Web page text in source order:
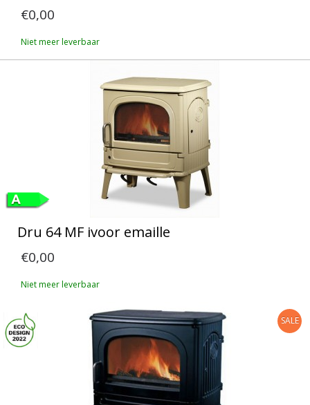
€0,00
Niet meer leverbaar
Dru 64 MF ivoor emaille
€0,00
Niet meer leverbaar
SALE